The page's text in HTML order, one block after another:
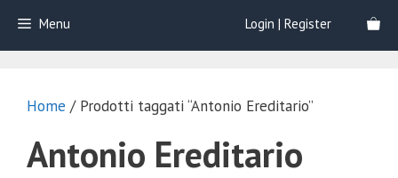
Menu Login | Register
Home / Prodotti taggati “Antonio Ereditario”
Antonio Ereditario